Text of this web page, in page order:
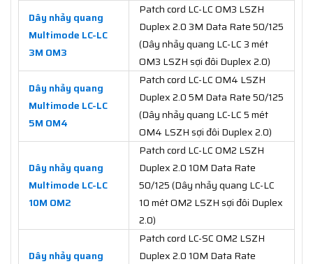
Dây nhảy quang
Multimode LC-LC
3M OM3
Patch cord LC-LC OM3 LSZH
Duplex 2.0 3M Data Rate 50/125
(Dây nhảy quang LC-LC 3 mét
OM3 LSZH sợi đôi Duplex 2.0)
Dây nhảy quang
Multimode LC-LC
5M OM4
Patch cord LC-LC OM4 LSZH
Duplex 2.0 5M Data Rate 50/125
(Dây nhảy quang LC-LC 5 mét
OM4 LSZH sợi đôi Duplex 2.0)
Dây nhảy quang
Multimode LC-LC
10M OM2
Patch cord LC-LC OM2 LSZH
Duplex 2.0 10M Data Rate
50/125 (Dây nhảy quang LC-LC
10 mét OM2 LSZH sợi đôi Duplex
2.0)
Dây nhảy quang
Patch cord LC-SC OM2 LSZH
Duplex 2.0 10M Data Rate